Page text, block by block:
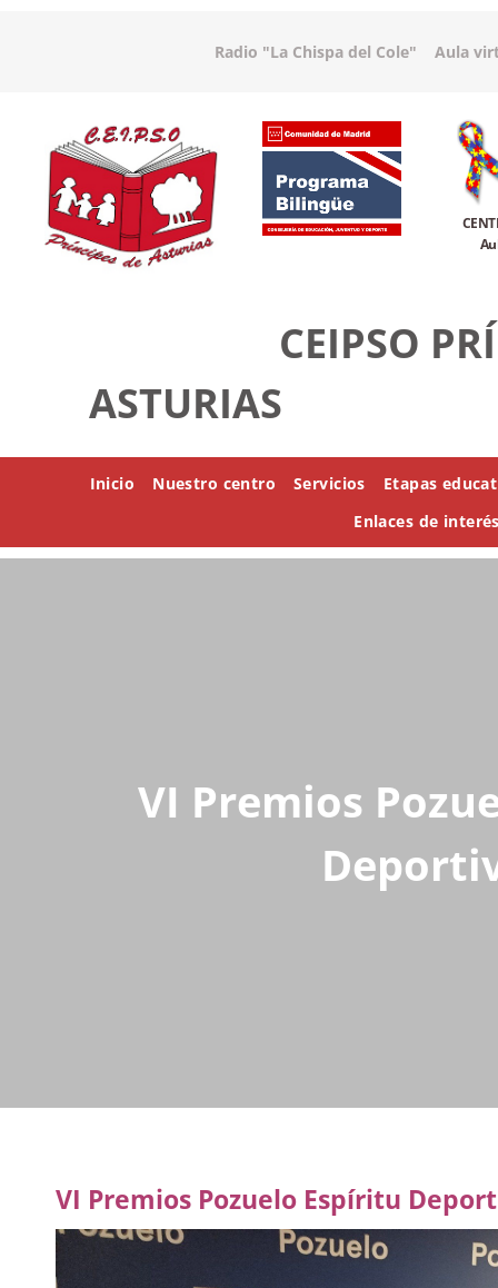
Radio "La Chispa del Cole" Aula
CEIPSO
ASTURIAS
Inicio Nuestro centro Servicios Etapas
Infantil
Enlaces de
VI Premios
VI Premios Pozuelo Espíritu